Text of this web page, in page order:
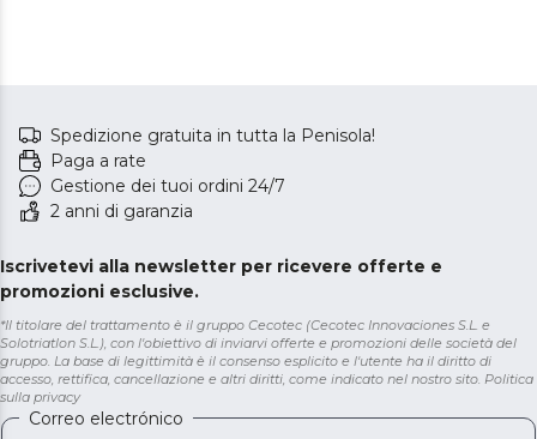
Spedizione gratuita in tutta la Penisola!
Paga a rate
Gestione dei tuoi ordini 24/7
2 anni di garanzia
Iscrivetevi alla newsletter per ricevere offerte e
promozioni esclusive.
*Il titolare del trattamento è il gruppo Cecotec (Cecotec Innovaciones S.L. e
Solotriatlon S.L.), con l'obiettivo di inviarvi offerte e promozioni delle società del
gruppo. La base di legittimità è il consenso esplicito e l'utente ha il diritto di
accesso, rettifica, cancellazione e altri diritti, come indicato nel nostro sito. Politica
sulla privacy
Correo electrónico